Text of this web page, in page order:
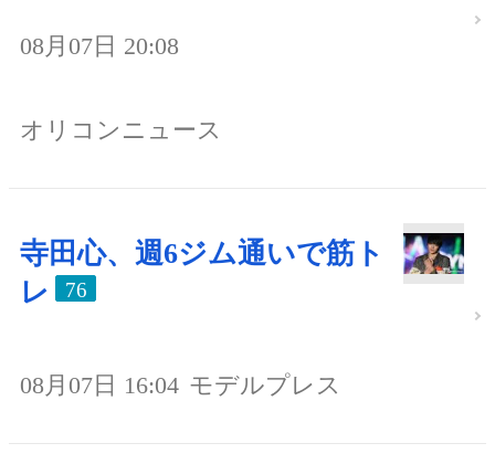
08月07日 20:08
オリコンニュース
寺田心、週6ジム通いで筋ト
レ
76
08月07日 16:04 モデルプレス